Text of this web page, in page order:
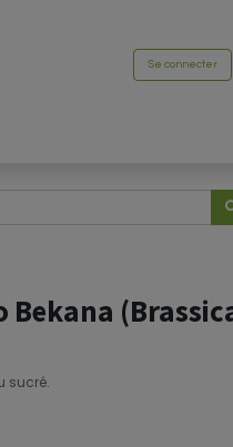
Se connecter
Bekana
sucré.